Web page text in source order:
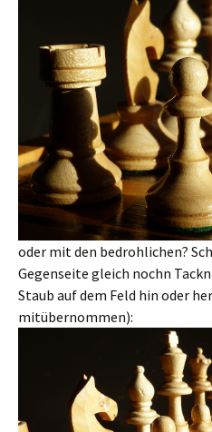
oder mit den bedrohlichen?
Gegenseite gleich nochn
Staub auf dem Feld hin oder
mitübernommen):